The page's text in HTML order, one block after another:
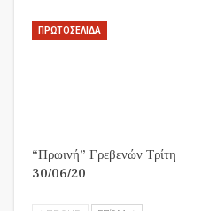
ΠΡΩΤΟΣΈΛΙΔΑ
“Πρωινή” Γρεβενών Τρίτη
30/06/20